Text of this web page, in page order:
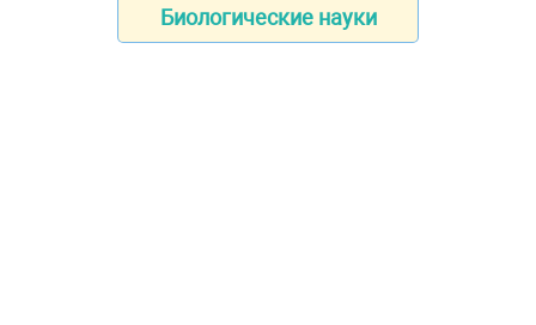
Биологические науки